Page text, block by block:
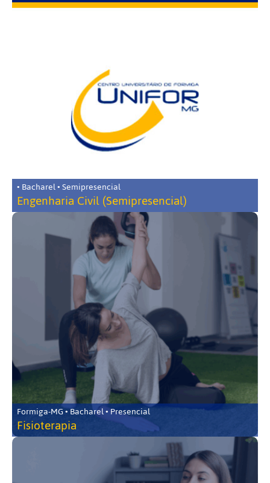
• Bacharel • Semipresencial
Engenharia Civil (Semipresencial)
Formiga-MG • Bacharel • Presencial
Fisioterapia